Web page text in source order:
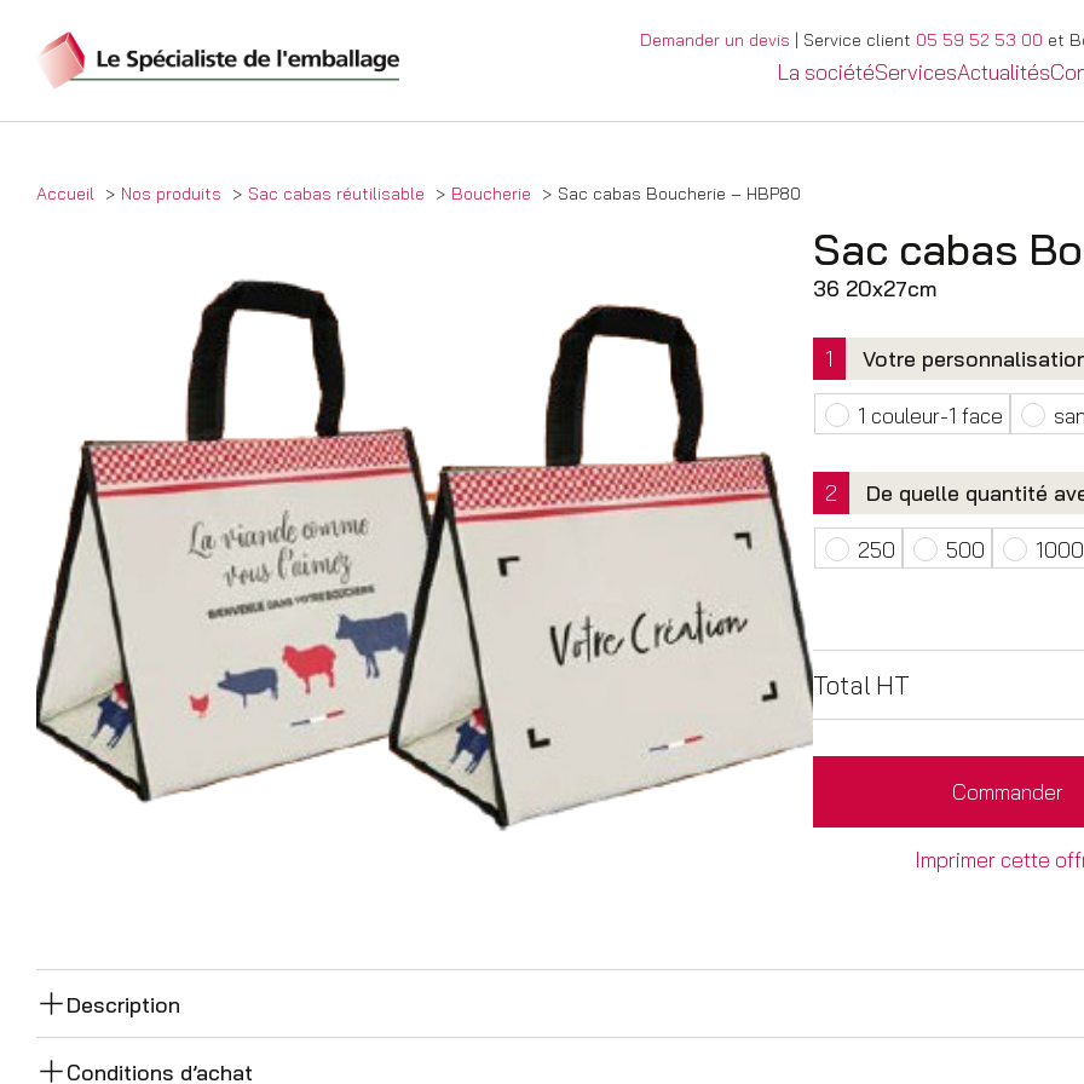
Demander un devis | Service client 05 59 52 53 00 et
La sociétéServicesActualités
Accueil Nos produits Sac cabas réutilisable Boucherie Sac cabas Boucherie – HBP80
Sac cabas
36 20x27cm
1 Votre
1 couleur-1 face
2 De quelle quantité
250 500 1000
Total HT
Commander
Imprimer cette
Description
Conditions d’achat